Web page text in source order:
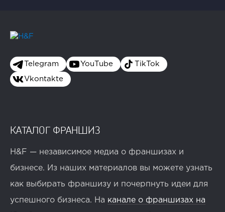
Telegram YouTube TikTok
Vkontakte
КАТАЛОГ ФРАНШИЗ
H&F — независимое медиа о франшизах и
бизнесе. Из наших материалов вы можете узнать
как выбирать франшизу и почерпнуть идеи для
успешного бизнеса. На канале о франшизах на